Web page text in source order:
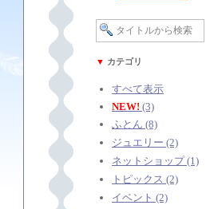
▼ カテゴリ
すべて表示
NEW! (3)
ふとん (8)
ジュエリー (2)
ネットショップ (1)
トピックス (2)
イベント (2)